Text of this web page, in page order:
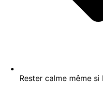
Rester calme même